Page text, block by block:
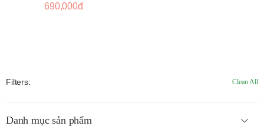
690,000đ
Filters: Clean All
Danh mục sản phẩm